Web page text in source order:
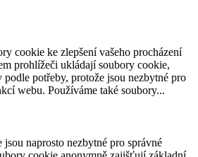
cookie ke zlepšení vašeho procházení
prohlížeči ukládají soubory cookie,
potřeby, protože jsou nezbytné pro
webu. Používáme také soubory...
naprosto nezbytné pro správné